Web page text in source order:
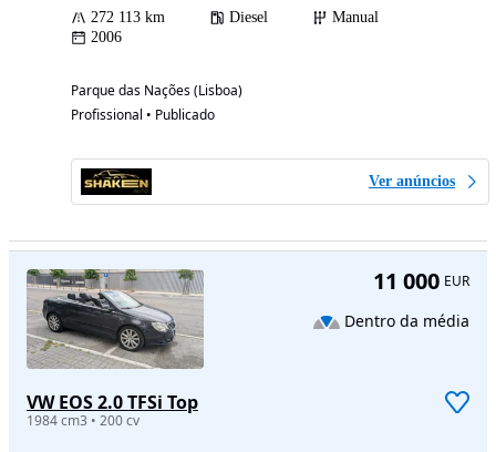
272 113 km Diesel
Manual
2006
Parque das Nações (Lisboa)
Profissional • Publicado
Ver anúncios
VW EOS 2.0 TFSi Top
1984 cm3 • 200 cv
11 000 EUR
Dentro da média